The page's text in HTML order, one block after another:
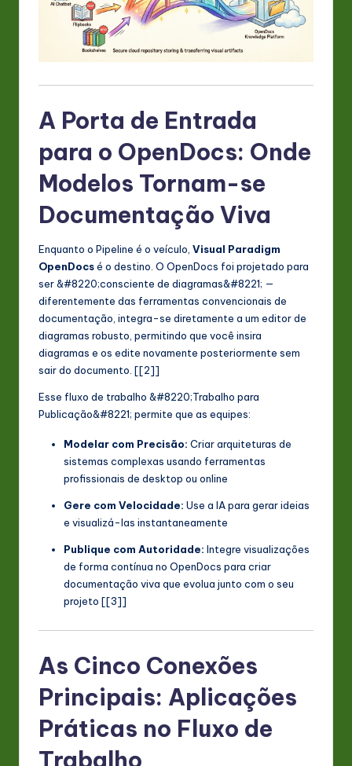
A Porta de Entrada
para o OpenDocs: Onde
Modelos Tornam-se
Documentação Viva
Enquanto o Pipeline é o veículo, Visual Paradigm
OpenDocsé o destino. O OpenDocs foi projetado para
ser &#8220;consciente de diagramas&#8221; —
diferentemente das ferramentas convencionais de
documentação, integra-se diretamente a um editor de
diagramas robusto, permitindo que você insira
diagramas e os edite novamente posteriormente sem
sair do documento. [[2]]
Esse fluxo de trabalho &#8220;Trabalho para
Publicação&#8221; permite que as equipes:
Modelar com Precisão: Criar arquiteturas de
sistemas complexas usando ferramentas
profissionais de desktop ou online
Gere com Velocidade: Use a IA para gerar ideias
e visualizá-las instantaneamente
Publique com Autoridade: Integre visualizações
de forma contínua no OpenDocs para criar
documentação viva que evolua junto com o seu
projeto [[3]]
As Cinco Conexões
Principais: Aplicações
Práticas no Fluxo de